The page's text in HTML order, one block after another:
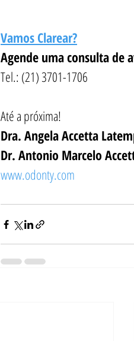
Vamos Clarear?
Agende uma consulta de
Tel.: (21) 3701-1706
Até a próxima!
Dra. Angela Accetta
Dr. Antonio Marcelo
www.odonty.com